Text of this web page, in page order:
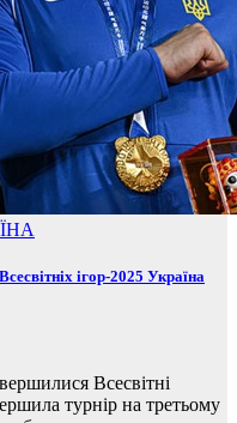
ігор-2025 Україна
Всесвітні
турнір на третьому